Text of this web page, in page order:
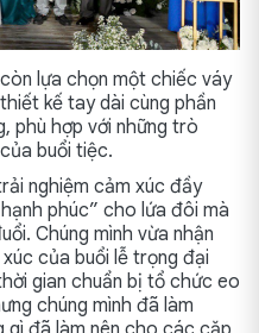
lựa chọn một chiếc váy
kế tay dài cùng phần
phù hợp với những trò
buổi tiệc.
nghiệm cảm xúc đầy
phúc” cho lứa đôi mà
Chúng mình vừa nhận
của buổi lễ trọng đại
gian chuẩn bị tổ chức eo
chúng mình đã làm